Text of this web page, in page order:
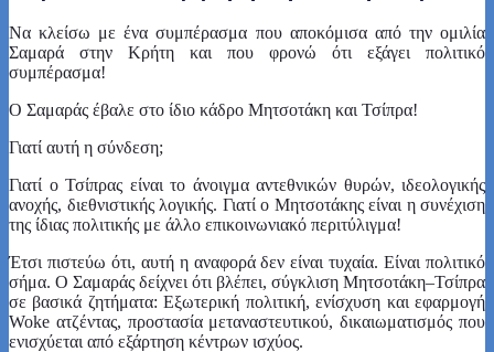
Να κλείσω με ένα συμπέρασμα που αποκόμισα από την ομιλία
Σαμαρά στην Κρήτη και που φρονώ ότι εξάγει πολιτικό
συμπέρασμα!
Ο Σαμαράς έβαλε στο ίδιο κάδρο Μητσοτάκη και Τσίπρα!
Γιατί αυτή η σύνδεση;
Γιατί ο Τσίπρας είναι το άνοιγμα αντεθνικών θυρών, ιδεολογικής
ανοχής, διεθνιστικής λογικής. Γιατί ο Μητσοτάκης είναι η συνέχιση
της ίδιας πολιτικής με άλλο επικοινωνιακό περιτύλιγμα!
Έτσι πιστεύω ότι, αυτή η αναφορά δεν είναι τυχαία. Είναι πολιτικό
σήμα. Ο Σαμαράς δείχνει ότι βλέπει, σύγκλιση Μητσοτάκη–Τσίπρα
σε βασικά ζητήματα: Εξωτερική πολιτική, ενίσχυση και εφαρμογή
Woke ατζέντας, προστασία μεταναστευτικού, δικαιωματισμός που
ενισχύεται από εξάρτηση κέντρων ισχύος.